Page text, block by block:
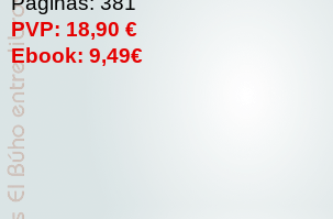
PVP: 18,90 €
Ebook: 9,49€